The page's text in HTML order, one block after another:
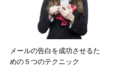
メールの告白を成功させるた
めの５つのテクニック